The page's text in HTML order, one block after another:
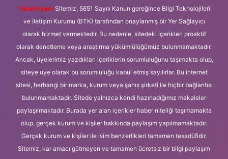
Yasal Uyarı: Sitemiz, 5651 Sayılı Kanun gereğince Bilgi Teknolojileri
ve İletişim Kurumu (BTK) tarafından onaylanmış bir Yer Sağlayıcı
olarak hizmet vermektedir. Bu nedenle, sitedeki içerikleri proaktif
olarak denetleme veya araştırma yükümlülüğümüz bulunmamaktadır.
Ancak, üyelerimiz yazdıkları içeriklerin sorumluluğunu taşımakta olup,
siteye üye olarak bu sorumluluğu kabul etmiş sayılırlar. Bu internet
sitesi, herhangi bir marka, kurum veya şahıs şirketi ile hiçbir bağlantısı
bulunmamaktadır. Sitede yalnızca kendi hazırladığımız makaleler
paylaşılmaktadır. Burada yer alan içerikler haber niteliği taşımamakta
olup, gerçek kurum ve kişiler hakkında paylaşım yapılmamaktadır.
Gerçek kurum ve kişiler ile isim benzerlikleri tamamen tesadüfidir.
Sitemiz, kar amacı gütmeyen ve tamamen ücretsiz bir bilgi paylaşım